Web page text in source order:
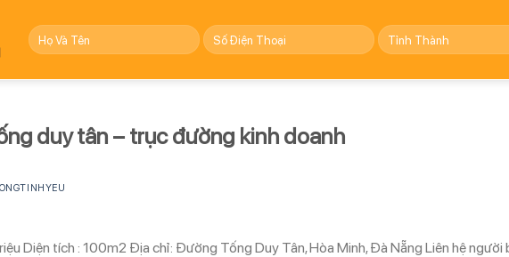
duy tân – trục đường kinh doanh
Diện tích : 100m2 Địa chỉ: Đường Tống Duy Tân, Hòa Minh, Đà Nẵng Liên hệ người